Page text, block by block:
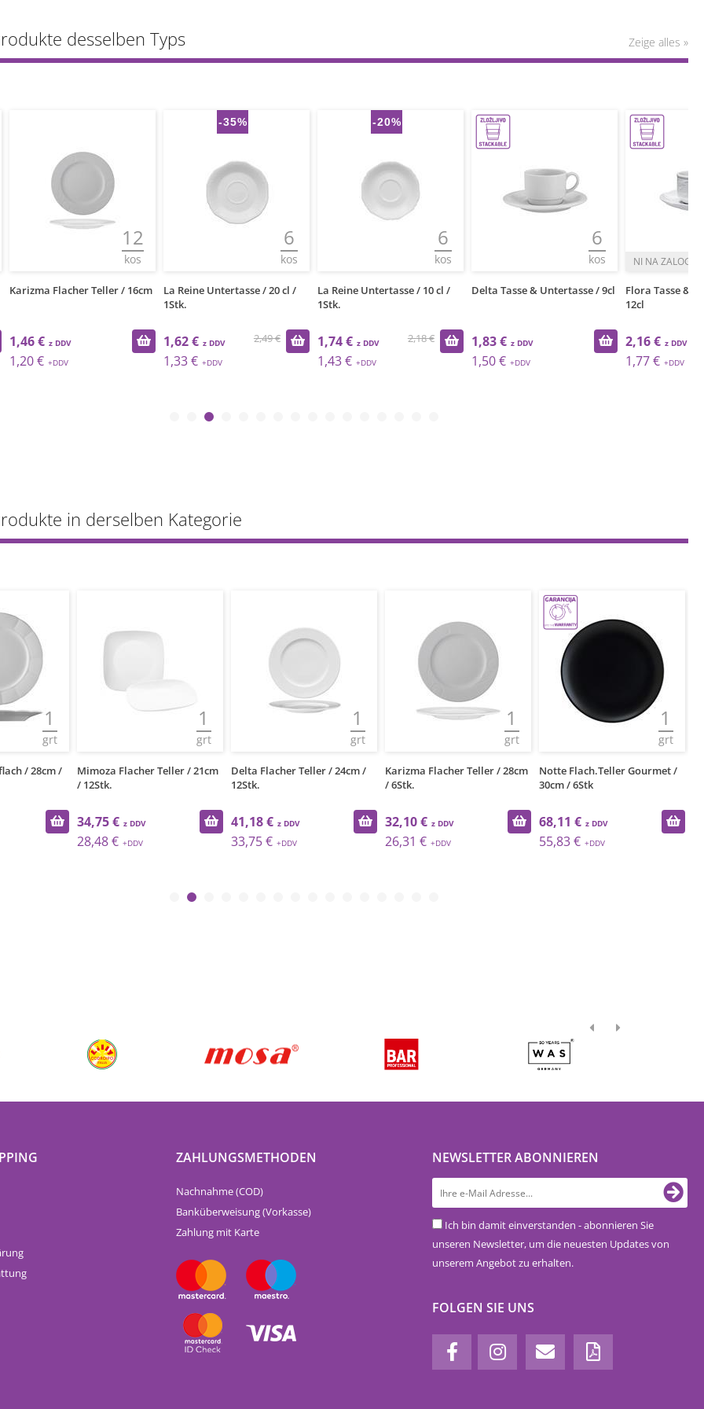
desselben Typs Zeige alles »
Teller / 16cm
La Reine Untertasse / 20 cl /
2,49 €
La Reine Untertasse / 10 cl /
2,18 €
1,74 €
Delta Tasse & Untertasse / 9cl
1,83 €
kos
Flora Tasse & Untertasse /
in derselben Kategorie
1
grt
/ 21cm
1
grt
Delta Flacher Teller / 24cm /
12Stk.
41,18 €
33,75 €
1
grt
Karizma Flacher Teller / 28cm
/ 6Stk.
32,10 €
26,31 €
1
grt
Notte Flach.Teller Gourmet /
30cm / 6Stk
68,11 €
55,83 €
1
grt
Patera Flacher Teller GRM
/25cm/ 12St
88,51 €
72,55 €
ZAHLUNGSMETHODEN
Nachnahme (COD)
Banküberweisung (Vorkasse)
Zahlung mit Karte
NEWSLETTER ABONNIEREN
Ich bin damit einverstanden - abonnieren Sie
unseren Newsletter, um die neuesten Updates von
unserem Angebot zu erhalten.
FOLGEN SIE UNS